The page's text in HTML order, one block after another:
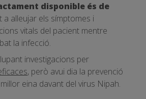
disponible és de
a alleujar els símptomes i
vitals del pacient mentre
la infecció.
investigacions per
, però avui dia la prevenció
eina davant del virus Nipah.